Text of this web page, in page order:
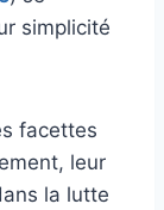
simplicité
facettes
leur
la lutte